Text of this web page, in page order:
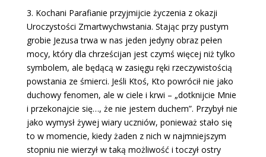
3. Kochani Parafianie przyjmijcie życzenia z okazji
Uroczystości Zmartwychwstania. Stając przy pustym
grobie Jezusa trwa w nas jeden jedyny obraz pełen
mocy, który dla chrześcijan jest czymś więcej niż tylko
symbolem, ale będącą w zasięgu ręki rzeczywistością
powstania ze śmierci. Jeśli Ktoś, Kto powrócił nie jako
duchowy fenomen, ale w ciele i krwi – „dotknijcie Mnie
i przekonajcie się…, że nie jestem duchem”. Przybył nie
jako wymysł żywej wiary uczniów, ponieważ stało się
to w momencie, kiedy żaden z nich w najmniejszym
stopniu nie wierzył w taką możliwość i toczył ostry